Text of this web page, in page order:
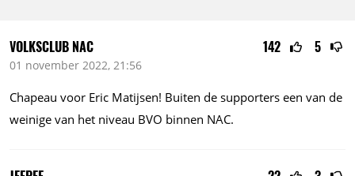
142 5
VOLKSCLUB NAC
01 november 2022, 21:56
Chapeau voor Eric Matijsen! Buiten de supporters een van de
weinige van het niveau BVO binnen NAC.